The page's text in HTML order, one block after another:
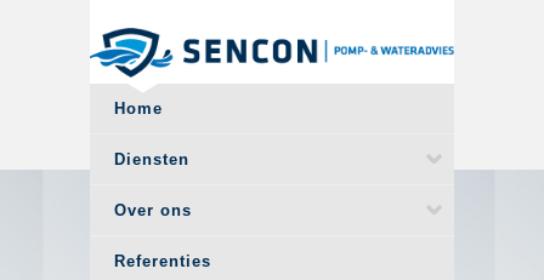
Home
Diensten
Over ons
Referenties